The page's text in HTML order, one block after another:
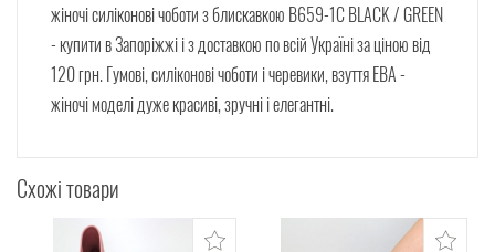
жіночі силіконові чоботи з блискавкою B659-1C BLACK / GREEN
- купити в Запоріжжі і з доставкою по всій Україні за ціною від
120 грн. Гумові, силіконові чоботи і черевики, взуття ЕВА -
жіночі моделі дуже красиві, зручні і елегантні.
Схожі товари